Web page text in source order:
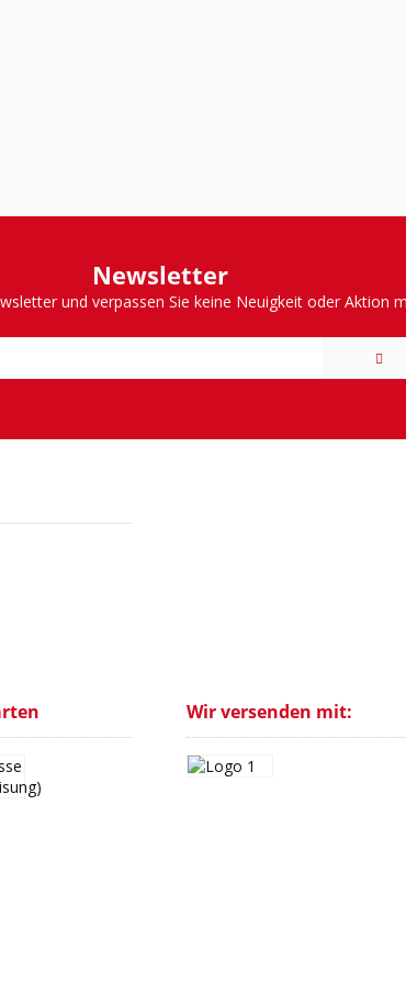
Newsletter
und verpassen Sie keine Neuigkeit oder Aktion
Wir versenden mit: